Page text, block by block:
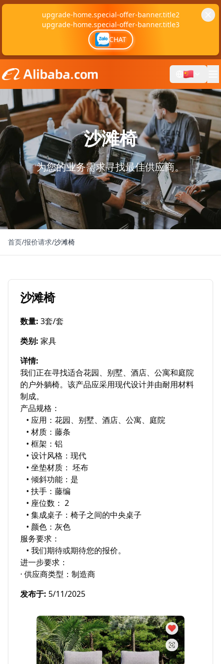
upgrade-home.special-offer-banner.title2
upgrade-home.special-offer-banner.title3
CHAT
沙滩椅
为您的业务需求寻找最佳供应商。
首页/报价请求/沙滩椅
沙滩椅
数量: 3套/套
类别: 家具
详情:
我们正在寻找适合花园、别墅、酒店、公寓和庭院
的户外躺椅。该产品应采用现代设计并由耐用材料
制成。
产品规格：
服务要求：
进一步要求：
· 供应商类型：制造商
发布于: 5/11/2025